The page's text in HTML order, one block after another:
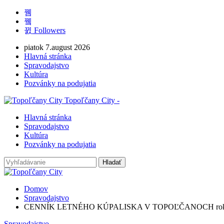
Followers
piatok 7.august 2026
Hlavná stránka
Spravodajstvo
Kultúra
Pozvánky na podujatia
Topoľčany City -
Hlavná stránka
Spravodajstvo
Kultúra
Pozvánky na podujatia
Domov
Spravodajstvo
CENNÍK LETNÉHO KÚPALISKA V TOPOĽČANOCH